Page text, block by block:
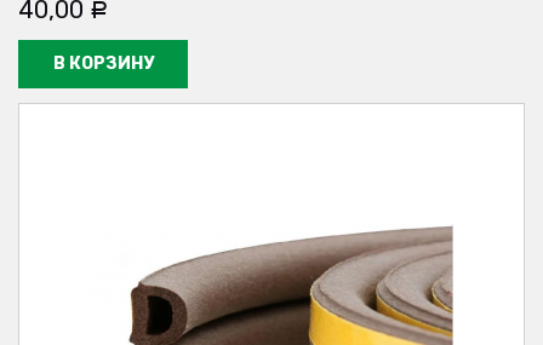
40,00 Р
В КОРЗИНУ